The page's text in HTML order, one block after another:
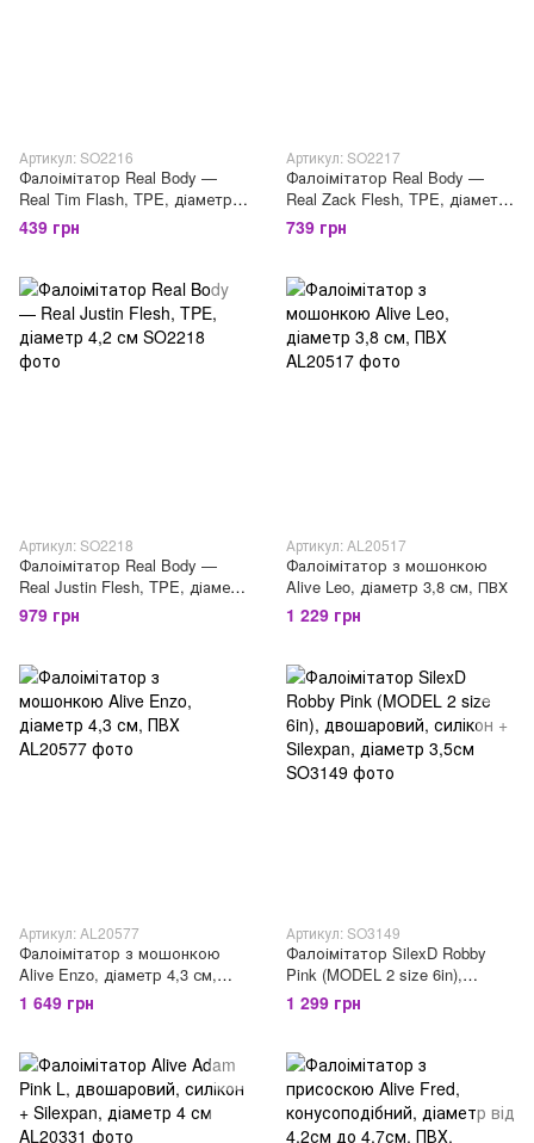
Артикул: SO2216
Фалоімітатор Real Body —
Real Tim Flash, TPE, діаметр
3,4 см
439 грн
Артикул: SO2217
Фалоімітатор Real Body —
Real Zack Flesh, TPE, діаметр
3,7 см
739 грн
Артикул: SO2218
Фалоімітатор Real Body —
Real Justin Flesh, TPE, діаметр
4,2 см
979 грн
Артикул: AL20517
Фалоімітатор з мошонкою
Alive Leo, діаметр 3,8 см, ПВХ
1 229 грн
Артикул: AL20577
Фалоімітатор з мошонкою
Alive Enzo, діаметр 4,3 см,
ПВХ
1 649 грн
Артикул: SO3149
Фалоімітатор SilexD Robby
Pink (MODEL 2 size 6in),
двошаровий, силікон +
Silexpan, діаметр 3,5см
1 299 грн